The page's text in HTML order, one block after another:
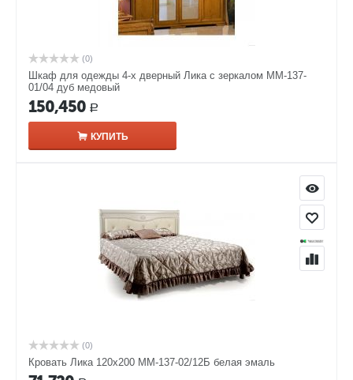
(0)
Шкаф для одежды 4-х дверный Лика с зеркалом ММ-137-
01/04 дуб медовый
150,450 Р
КУПИТЬ
(0)
Кровать Лика 120х200 ММ-137-02/12Б белая эмаль